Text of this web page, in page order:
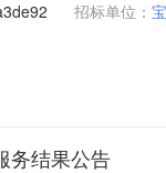
招标单位：
务结果公告